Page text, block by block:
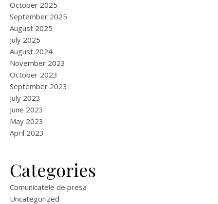
October 2025
September 2025
August 2025
July 2025
August 2024
November 2023
October 2023
September 2023
July 2023
June 2023
May 2023
April 2023
Categories
Comunicatele de presa
Uncategorized